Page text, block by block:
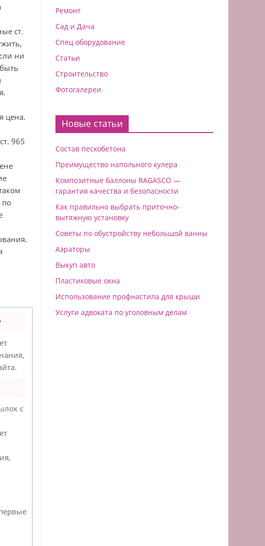
ст.
ни
цена.
965
по
с
Ремонт
Сад и Дача
Спец оборудование
Статьи
Строительство
Фотогалереи
Новые статьи
Состав пескобетона
Преимущество напольного кулера
Композитные баллоны RAGASCO —
гарантия качества и безопасности
Как правильно выбрать приточно-
вытяжную установку
Советы по обустройству небольшой ванны
Аэраторы
Выкуп авто
Пластиковые окна
Использование профнастила для крыши
Услуги адвоката по уголовным делам